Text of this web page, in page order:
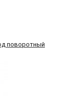
поворотный